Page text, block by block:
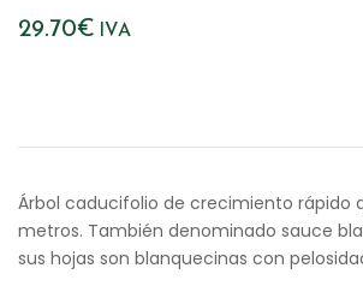
29.70€ IVA
Árbol caducifolio de crecimiento rápido
metros. También denominado sauce
sus hojas son blanquecinas con